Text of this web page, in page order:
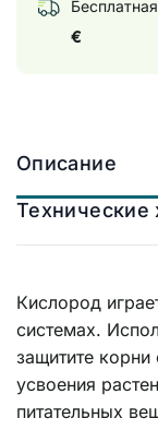
€
Описание
Технические
Кислород
системах.
защитите корни
усвоения
питательных